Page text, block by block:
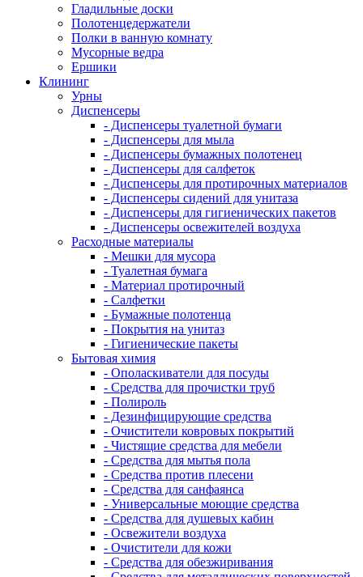
Гладильные доски
Полотенцедержатели
Полки в ванную комнату
Мусорные ведра
Ершики
Клининг
Урны
Диспенсеры
- Диспенсеры туалетной бумаги
- Диспенсеры для мыла
- Диспенсеры бумажных полотенец
- Диспенсеры для салфеток
- Диспенсеры для протирочных материалов
- Диспенсеры сидений для унитаза
- Диспенсеры для гигиенических пакетов
- Диспенсеры освежителей воздуха
Расходные материалы
- Мешки для мусора
- Туалетная бумага
- Материал протирочный
- Салфетки
- Бумажные полотенца
- Покрытия на унитаз
- Гигиенические пакеты
Бытовая химия
- Ополаскиватели для посуды
- Средства для прочистки труб
- Полироль
- Дезинфицирующие средства
- Очистители ковровых покрытий
- Чистящие средства для мебели
- Средства для мытья пола
- Средства против плесени
- Средства для санфаянса
- Универсальные моющие средства
- Средства для душевых кабин
- Освежители воздуха
- Очистители для кожи
- Средства для обезжиривания